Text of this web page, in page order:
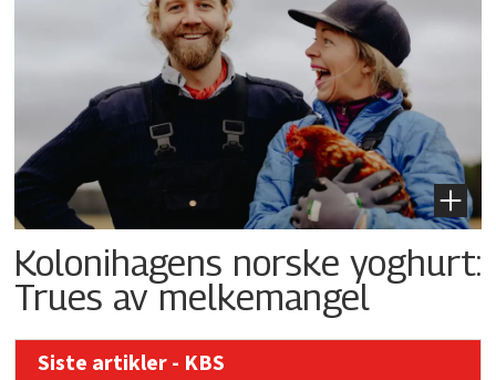
Kolonihagens norske yoghurt:
Trues av melkemangel
Siste artikler - KBS